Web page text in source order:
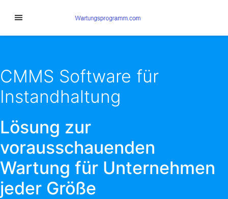
CMMS Software für
Instandhaltung
Lösung zur
vorausschauenden
Wartung für Unternehmen
jeder Größe